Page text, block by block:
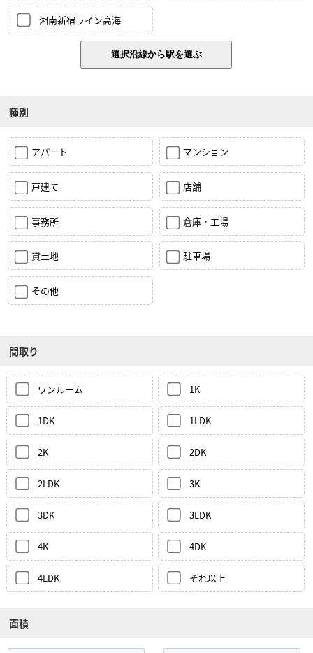
湘南新宿ライン高海
種別
アパート マンション
戸建て 店舗
事務所 倉庫・工場
貸土地 駐車場
その他
間取り
ワンルーム 1K
1DK 1LDK
2K 2DK
2LDK 3K
3DK 3LDK
4K 4DK
4LDK それ以上
面積